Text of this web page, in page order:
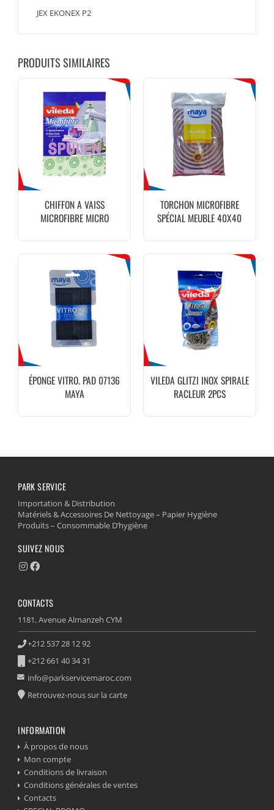
JEX EKONEX P2
PRODUITS SIMILAIRES
CHIFFON A VAISS
MICROFIBRE MICRO
TORCHON MICROFIBRE
SPÉCIAL MEUBLE 40X40
ÉPONGE VITRO. PAD 07136
MAYA
VILEDA GLITZI INOX SPIRALE
RACLEUR 2PCS
PARK SERVICE
Importation & Distribution
Matériels & Accessoires De Nettoyage – Papier Hygiène
Produits – Consommable D’hygiène
SUIVEZ NOUS
CONTACTS
1181, Avenue Almanzeh CYM
+212 537 28 12 92
+212 661 40 34 31
info@parkservicemaroc.com
Retrouvez-nous sur la carte
INFORMATION
À propos de nous
Mon compte
Conditions de livraison
Conditions générales de ventes
Contacts